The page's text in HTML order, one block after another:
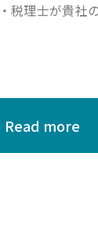
税理士が貴社
Read more